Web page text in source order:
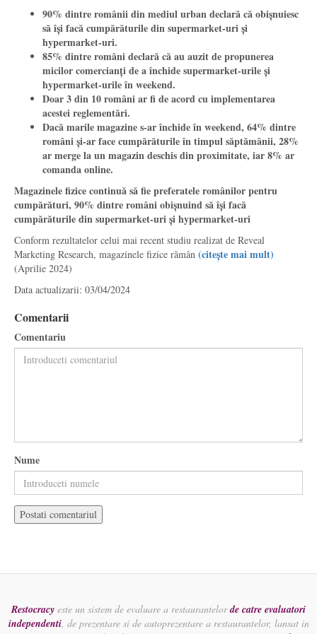
90% dintre românii din mediul urban declară că obișnuiesc
să își facă cumpărăturile din supermarket-uri și
hypermarket-uri.
85% dintre români declară că au auzit de propunerea
micilor comercianți de a închide supermarket-urile și
hypermarket-urile în weekend.
Doar 3 din 10 români ar fi de acord cu implementarea
acestei reglementări.
Dacă marile magazine s-ar închide în weekend, 64% dintre
români și-ar face cumpărăturile în timpul săptămânii, 28%
ar merge la un magazin deschis din proximitate, iar 8% ar
comanda online.
Magazinele fizice continuă să fie preferatele românilor pentru
cumpărături, 90% dintre români obișnuind să își facă
cumpărăturile din supermarket-uri și hypermarket-uri
Conform rezultatelor celui mai recent studiu realizat de Reveal
Marketing Research, magazinele fizice rămân (citește mai mult)
(Aprilie 2024)
Data actualizarii: 03/04/2024
Comentarii
Comentariu
Nume
Restocracy este un sistem de evaluare a restaurantelorde catre evaluatori
independenti, de prezentare si de autoprezentare a restaurantelor, lansat in